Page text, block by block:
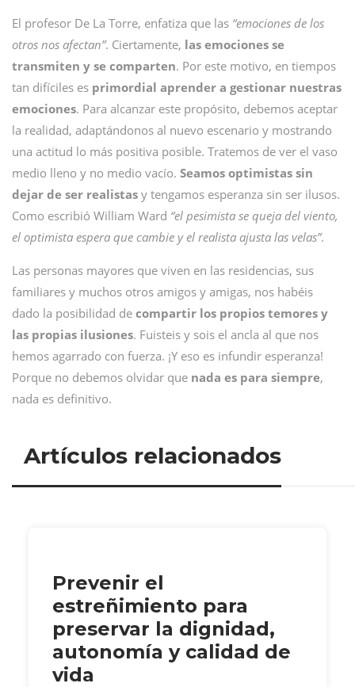
El profesor De La Torre, enfatiza que las “emociones de los
otros nos afectan”. Ciertamente, las emociones se
transmiten y se comparten. Por este motivo, en tiempos
tan difíciles es primordial aprender a gestionar nuestras
emociones. Para alcanzar este propósito, debemos aceptar
la realidad, adaptándonos al nuevo escenario y mostrando
una actitud lo más positiva posible. Tratemos de ver el vaso
medio lleno y no medio vacío. Seamos optimistas sin
dejar de ser realistas y tengamos esperanza sin ser ilusos.
Como escribió William Ward “el pesimista se queja del viento,
el optimista espera que cambie y el realista ajusta las velas”.
Las personas mayores que viven en las residencias, sus
familiares y muchos otros amigos y amigas, nos habéis
dado la posibilidad de compartir los propios temores y
las propias ilusiones. Fuisteis y sois el ancla al que nos
hemos agarrado con fuerza. ¡Y eso es infundir esperanza!
Porque no debemos olvidar que nada es para siempre,
nada es definitivo.
Artículos relacionados
Prevenir el
estreñimiento para
preservar la dignidad,
autonomía y calidad de
vida